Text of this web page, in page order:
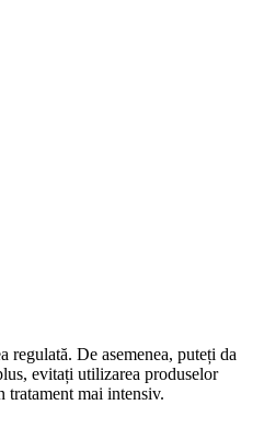
De asemenea, puteți da
evitați utilizarea produselor
tratament mai intensiv.